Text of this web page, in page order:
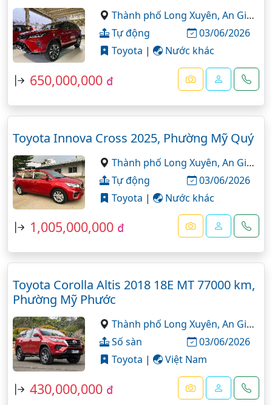
Thành phố Long Xuyên,An Giang
Tự động
03/06/2026
Toyota | Nước khác
650,000,000 đ
Toyota Innova Cross 2025, Phường Mỹ Quý
Thành phố Long Xuyên,An Giang
Tự động
03/06/2026
Toyota | Nước khác
1,005,000,000 đ
Toyota Corolla Altis 2018 18E MT 77000 km,
Phường Mỹ Phước
Thành phố Long Xuyên,An Giang
Số sàn
03/06/2026
Toyota | Việt Nam
430,000,000 đ